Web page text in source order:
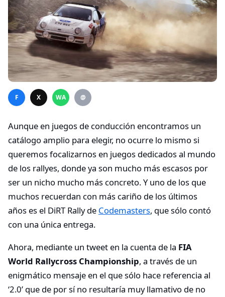
F X WA @
Aunque en juegos de conducción encontramos un
catálogo amplio para elegir, no ocurre lo mismo si
queremos focalizarnos en juegos dedicados al mundo
de los rallyes, donde ya son mucho más escasos por
ser un nicho mucho más concreto. Y uno de los que
muchos recuerdan con más cariño de los últimos
años es el DiRT Rally de Codemasters, que sólo contó
con una única entrega.
Ahora, mediante un tweet en la cuenta de la FIA
World Rallycross Championship, a través de un
enigmático mensaje en el que sólo hace referencia al
‘2.0’ que de por sí no resultaría muy llamativo de no